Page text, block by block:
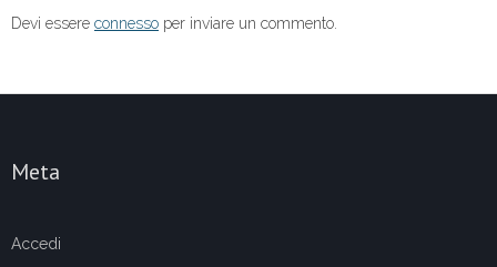
Devi essere connesso per inviare un commento.
Meta
Accedi